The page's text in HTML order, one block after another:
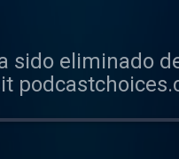
sido eliminado